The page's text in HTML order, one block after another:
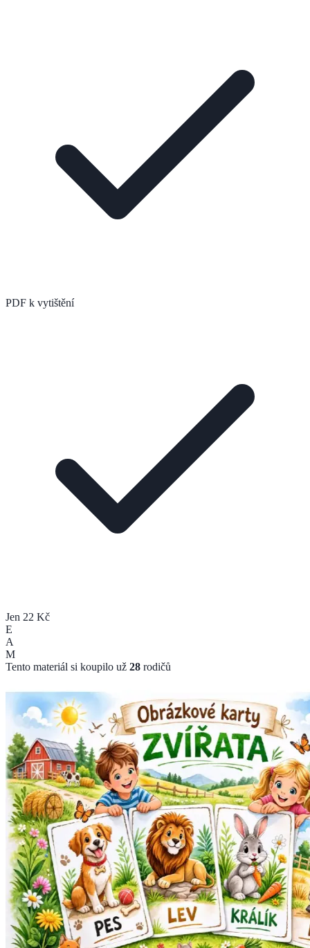
PDF k vytištění
Jen 22 Kč
E
A
M
Tento materiál si koupilo už 28 rodičů